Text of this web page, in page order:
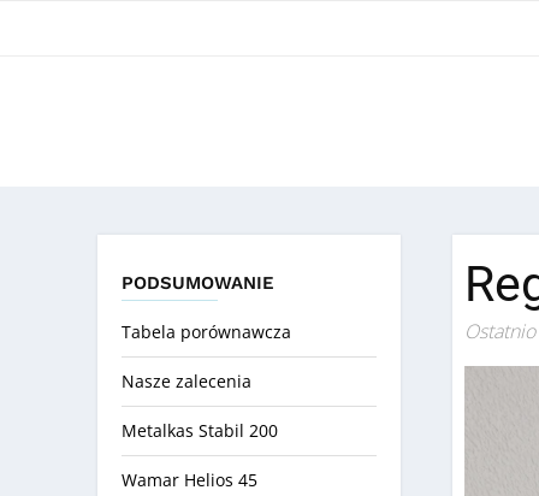
PODSUMOWANIE
Tabela porównawcza
Nasze zalecenia
Metalkas Stabil 200
Wamar Helios 45